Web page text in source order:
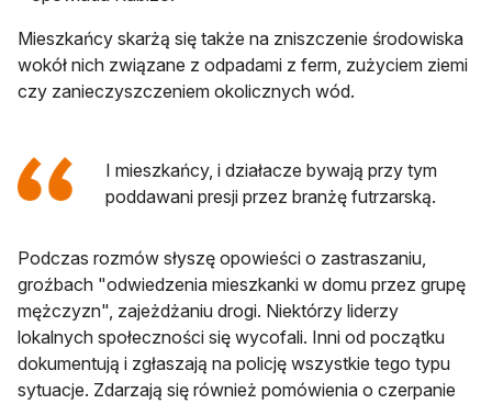
Mieszkańcy skarżą się także na zniszczenie środowiska
wokół nich związane z odpadami z ferm, zużyciem ziemi
czy zanieczyszczeniem okolicznych wód.
I mieszkańcy, i działacze bywają przy tym
poddawani presji przez branżę futrzarską.
Podczas rozmów słyszę opowieści o zastraszaniu,
groźbach "odwiedzenia mieszkanki w domu przez grupę
mężczyzn", zajeżdżaniu drogi. Niektórzy liderzy
lokalnych społeczności się wycofali. Inni od początku
dokumentują i zgłaszają na policję wszystkie tego typu
sytuacje. Zdarzają się również pomówienia o czerpanie